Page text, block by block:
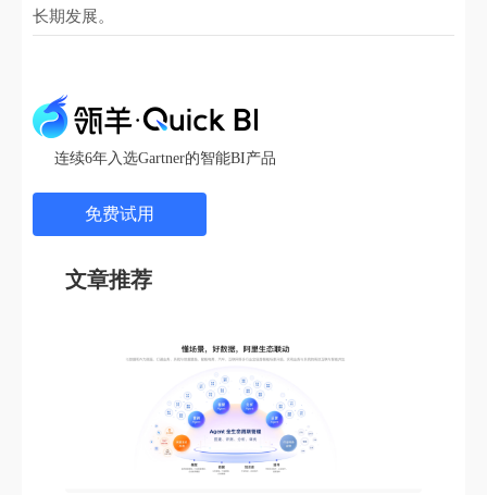
长期发展。
连续6年入选Gartner的智能BI产品
免费试用
文章推荐